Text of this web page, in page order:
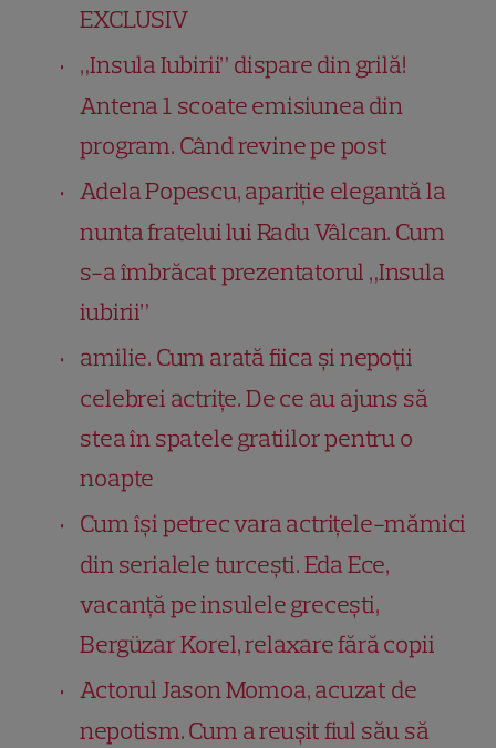
EXCLUSIV
„Insula Iubirii” dispare din grilă!
Antena 1 scoate emisiunea din
program. Când revine pe post
Adela Popescu, apariție elegantă la
nunta fratelui lui Radu Vâlcan. Cum
s-a îmbrăcat prezentatorul „Insula
iubirii”
amilie. Cum arată fiica și nepoții
celebrei actrițe. De ce au ajuns să
stea în spatele gratiilor pentru o
noapte
Cum își petrec vara actrițele-mămici
din serialele turcești. Eda Ece,
vacanță pe insulele grecești,
Bergüzar Korel, relaxare fără copii
Actorul Jason Momoa, acuzat de
nepotism. Cum a reușit fiul său să